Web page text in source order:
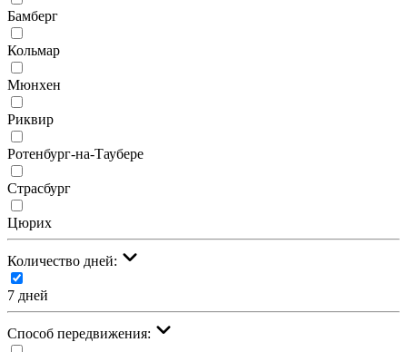
Бамберг
Кольмар
Мюнхен
Риквир
Ротенбург-на-Таубере
Страсбург
Цюрих
Количество дней:
7 дней
Cпособ передвижения: